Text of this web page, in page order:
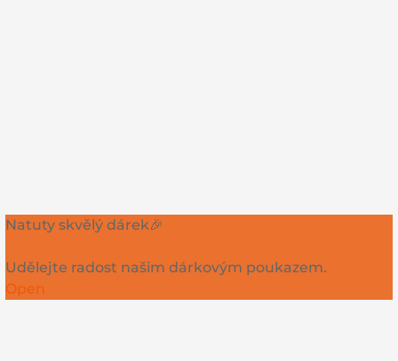
Natuty skvělý dárek🎉
Udělejte radost našim dárkovým poukazem.
Open